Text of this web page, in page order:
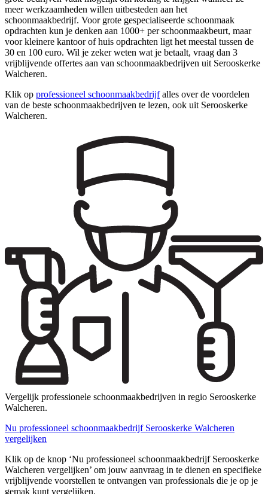
meer werkzaamheden willen uitbesteden aan het
schoonmaakbedrijf. Voor grote gespecialiseerde schoonmaak
opdrachten kun je denken aan 1000+ per schoonmaakbeurt, maar
voor kleinere kantoor of huis opdrachten ligt het meestal tussen de
30 en 100 euro. Wil je zeker weten wat je betaalt, vraag dan 3
vrijblijvende offertes aan van schoonmaakbedrijven uit Serooskerke
Walcheren.
Klik op professioneel schoonmaakbedrijfalles over de voordelen
van de beste schoonmaakbedrijven te lezen, ook uit Serooskerke
Walcheren.
Vergelijk professionele schoonmaakbedrijven in regio Serooskerke
Walcheren.
Nu professioneel schoonmaakbedrijf Serooskerke Walcheren
vergelijken
Klik op de knop ‘Nu professioneel schoonmaakbedrijf Serooskerke
Walcheren vergelijken’ om jouw aanvraag in te dienen en specifieke
vrijblijvende voorstellen te ontvangen van professionals die je op je
gemak kunt vergelijken.